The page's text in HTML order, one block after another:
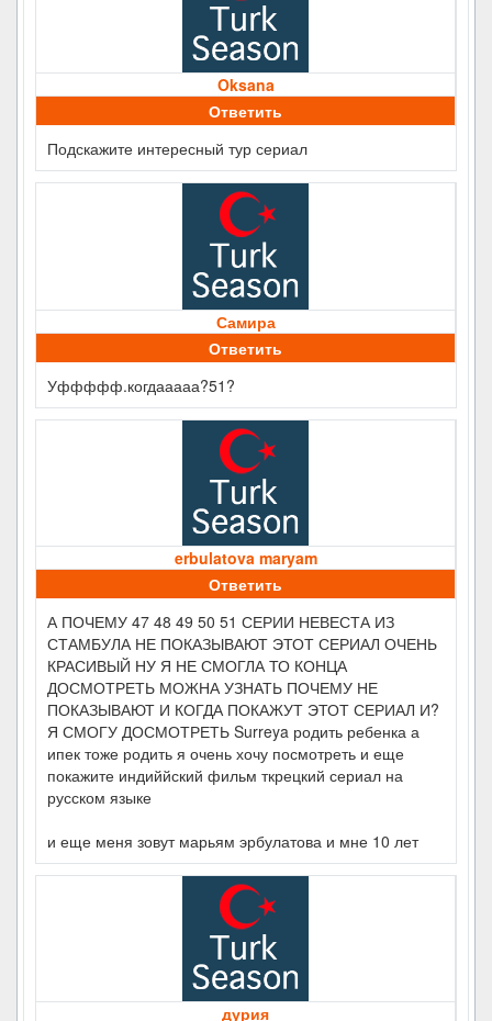
Oksana
Ответить
Подскажите интересный тур сериал
Самира
Ответить
Уффффф.когдааааа?51?
erbulatova maryam
Ответить
А ПОЧЕМУ 47 48 49 50 51 СЕРИИ НЕВЕСТА ИЗ
СТАМБУЛА НЕ ПОКАЗЫВАЮТ ЭТОТ СЕРИАЛ ОЧЕНЬ
КРАСИВЫЙ НУ Я НЕ СМОГЛА ТО КОНЦА
ДОСМОТРЕТЬ МОЖНА УЗНАТЬ ПОЧЕМУ НЕ
ПОКАЗЫВАЮТ И КОГДА ПОКАЖУТ ЭТОТ СЕРИАЛ И?
Я СМОГУ ДОСМОТРЕТЬ Surreya родить ребенка а
ипек тоже родить я очень хочу посмотреть и еще
покажите индиййский фильм ткрецкий сериал на
русском языке
и еще меня зовут марьям эрбулатова и мне 10 лет
дурия